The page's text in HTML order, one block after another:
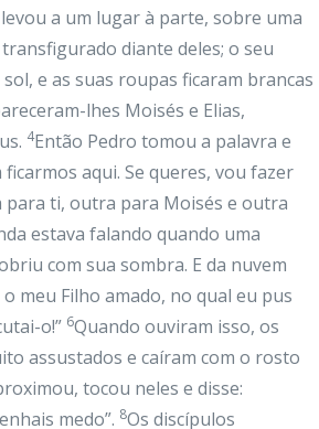
a um lugar à parte, sobre uma
diante deles; o seu
e as suas roupas ficaram brancas
lhes Moisés e Elias,
4Então Pedro tomou a palavra e
ficarmos aqui. Se queres, vou fazer
para ti, outra para Moisés e outra
estava falando quando uma
com sua sombra. E da nuvem
o meu Filho amado, no qual eu pus
o!” 6Quando ouviram isso, os
assustados e caíram com o rosto
tocou neles e disse:
medo”. 8Os discípulos